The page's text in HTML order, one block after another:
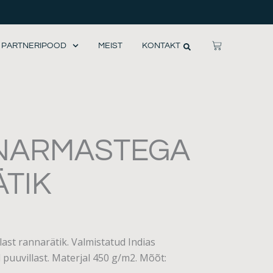
PARTNERIPOOD MEIST KONTAKT
CART
rannarätik. Valmistatud Indias
Materjal 450 g/m2. Mõõt: